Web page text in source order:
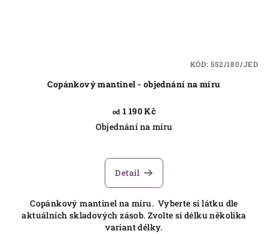
Copánkový mantinel - objednání na míru
od 1 190 Kč
Objednání na míru
Detail
Copánkový mantinel na míru. Vyberte si látku dle
aktuálních skladových zásob. Zvolte si délku několika
variant délky.
KÓD:552/180/JED